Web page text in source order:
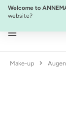
Zum Hauptinhalt
Welcome to
website?
Make-up Augen
Bildergalerie